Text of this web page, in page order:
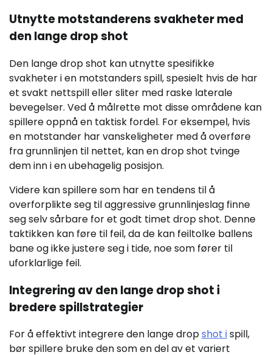
Utnytte motstanderens svakheter med
den lange drop shot
Den lange drop shot kan utnytte spesifikke
svakheter i en motstanders spill, spesielt hvis de har
et svakt nettspill eller sliter med raske laterale
bevegelser. Ved å målrette mot disse områdene kan
spillere oppnå en taktisk fordel. For eksempel, hvis
en motstander har vanskeligheter med å overføre
fra grunnlinjen til nettet, kan en drop shot tvinge
dem inn i en ubehagelig posisjon.
Videre kan spillere som har en tendens til å
overforplikte seg til aggressive grunnlinjeslag finne
seg selv sårbare for et godt timet drop shot. Denne
taktikken kan føre til feil, da de kan feiltolke ballens
bane og ikke justere seg i tide, noe som fører til
uforklarlige feil.
Integrering av den lange drop shot i
bredere spillstrategier
For å effektivt integrere den lange dropshot ispill,
bør spillere bruke den som en del av et variert